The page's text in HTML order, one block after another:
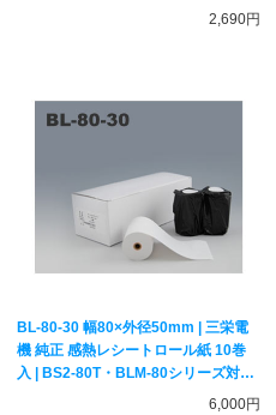
2,690円
BL-80-30 幅80×外径50mm | 三栄電
機 純正 感熱レシートロール紙 10巻
入 | BS2-80T・BLM-80シリーズ対応
国産 感熱紙 サーマルペーパー アルコ
6,000円